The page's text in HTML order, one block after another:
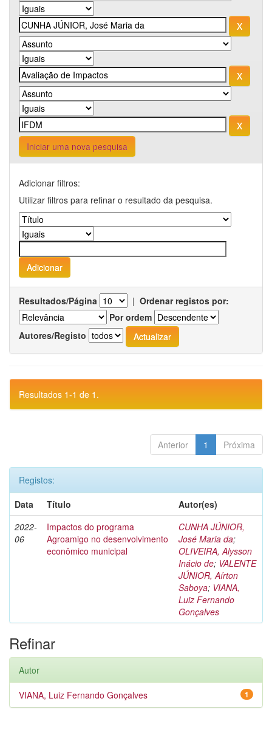
Iniciar uma nova pesquisa
Adicionar filtros:
Utilizar filtros para refinar o resultado da pesquisa.
Resultados/Página | Ordenar registos por:
Por ordem
Autores/Registo
Resultados 1-1 de 1.
Anterior 1 Próxima
Registos:
Data
Título
Autor(es)
2022-
06
Impactos do programa
Agroamigo no desenvolvimento
econômico municipal
CUNHA JÚNIOR,
José Maria da;
OLIVEIRA, Alysson
Inácio de; VALENTE
JÚNIOR, Aírton
Saboya; VIANA,
Luiz Fernando
Gonçalves
Refinar
Autor
1
VIANA, Luiz Fernando Gonçalves